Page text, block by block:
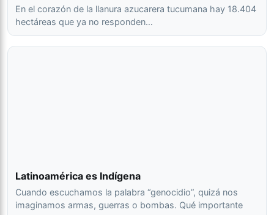
En el corazón de la llanura azucarera tucumana hay 18.404
hectáreas que ya no responden…
Latinoamérica es Indígena
Cuando escuchamos la palabra “genocidio”, quizá nos
imaginamos armas, guerras o bombas. Qué importante